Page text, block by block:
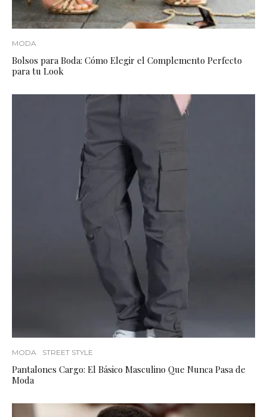
MODA
Bolsos para Boda: Cómo Elegir el Complemento Perfecto
para tu Look
MODA STREET STYLE
Pantalones Cargo: El Básico Masculino Que Nunca Pasa de
Moda